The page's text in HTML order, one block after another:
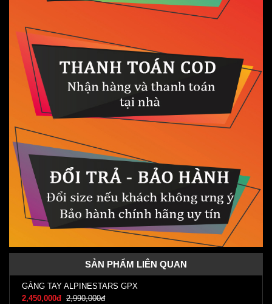
SẢN PHẨM LIÊN QUAN
GĂNG TAY ALPINESTARS GPX
2,450,000đ 2,990,000đ